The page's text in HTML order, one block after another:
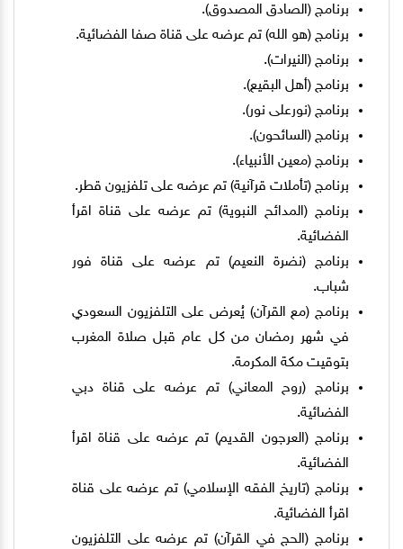
برنامج (الصادق المصدوق).
برنامج (هو الله) تم عرضه على قناة صفا الفضائية.
برنامج (النيرات).
برنامج (أهل البقيع).
برنامج (نورعلى نور).
برنامج (السائحون).
برنامج (معين الأنبياء).
برنامج (تأملات قرآنية) تم عرضه على تلفزيون قطر.
برنامج (المدائح النبوية) تم عرضه على قناة اقرأ
الفضائية.
برنامج (نضرة النعيم) تم عرضه على قناة فور
شباب.
برنامج (مع القرآن) يُعرض على التلفزيون السعودي
في شهر رمضان من كل عام قبل صلاة المغرب
بتوقيت مكة المكرمة.
برنامج (روح المعاني) تم عرضه على قناة دبي
الفضائية.
برنامج (العرجون القديم) تم عرضه على قناة اقرأ
الفضائية.
برنامج (تاريخ الفقه الإسلامي) تم عرضه على قناة
اقرأ الفضائية.
برنامج (الحج في القرآن) تم عرضه على التلفزيون